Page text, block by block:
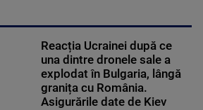
Reacția Ucrainei după ce
una dintre dronele sale a
explodat în Bulgaria, lângă
granița cu România.
Asigurările date de Kiev